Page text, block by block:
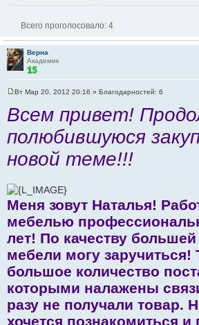
Всего проголосовало: 4
Верна
Академик
о
о
б
щ
е
и
е
Вт Мар 20, 2012 20:16 » Благодарностей: 6
Всем привет!
полюбившуюся
новой теме!!!
Меня зовут Наталья!
мебелью
лет! По качеству
мебели могу заручиться!
большое количество
которыми налажены
разу не получали товар.
хочется познакомиться и